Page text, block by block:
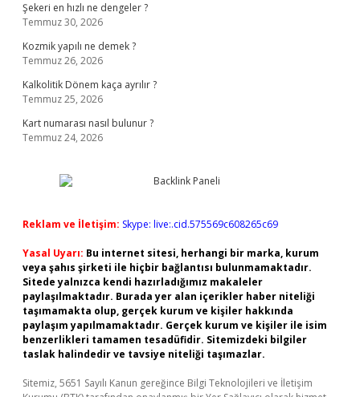
Şekeri en hızlı ne dengeler ?
Temmuz 30, 2026
Kozmik yapılı ne demek ?
Temmuz 26, 2026
Kalkolitik Dönem kaça ayrılır ?
Temmuz 25, 2026
Kart numarası nasıl bulunur ?
Temmuz 24, 2026
Reklam ve İletişim: Skype: live:.cid.575569c608265c69
Yasal Uyarı: Bu internet sitesi, herhangi bir marka, kurum
veya şahıs şirketi ile hiçbir bağlantısı bulunmamaktadır.
Sitede yalnızca kendi hazırladığımız makaleler
paylaşılmaktadır. Burada yer alan içerikler haber niteliği
taşımamakta olup, gerçek kurum ve kişiler hakkında
paylaşım yapılmamaktadır. Gerçek kurum ve kişiler ile isim
benzerlikleri tamamen tesadüfidir. Sitemizdeki bilgiler
taslak halindedir ve tavsiye niteliği taşımazlar.
Sitemiz, 5651 Sayılı Kanun gereğince Bilgi Teknolojileri ve İletişim